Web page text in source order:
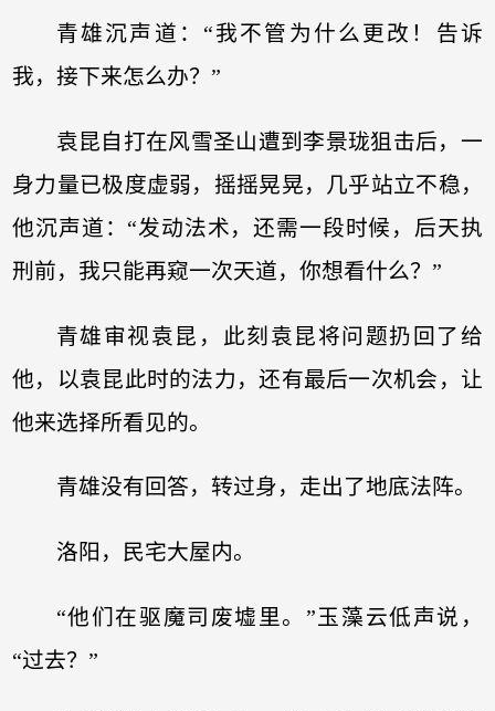
青雄沉声道：“我不管为什么更改！告诉
我，接下来怎么办？”
袁昆自打在风雪圣山遭到李景珑狙击后，一
身力量已极度虚弱，摇摇晃晃，几乎站立不稳，
他沉声道：“发动法术，还需一段时候，后天执
刑前，我只能再窥一次天道，你想看什么？”
青雄审视袁昆，此刻袁昆将问题扔回了给
他，以袁昆此时的法力，还有最后一次机会，让
他来选择所看见的。
青雄没有回答，转过身，走出了地底法阵。
洛阳，民宅大屋内。
“他们在驱魔司废墟里。”玉藻云低声说，
“过去？”